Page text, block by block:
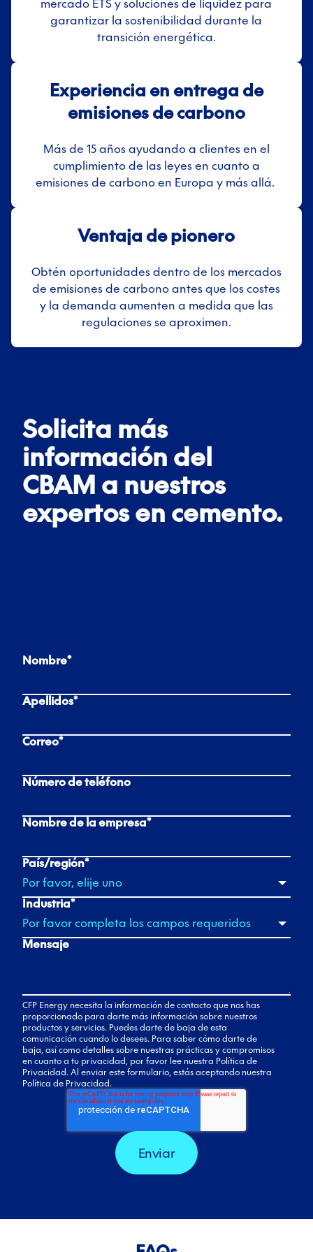
mercado ETS y soluciones de liquidez para
garantizar la sostenibilidad durante la
transición energética.
Experiencia en entrega de
emisiones de carbono
Más de 15 años ayudando a clientes en el
cumplimiento de las leyes en cuanto a
emisiones de carbono en Europa y más allá.
Ventaja de pionero
Obtén oportunidades dentro de los mercados
de emisiones de carbono antes que los costes
y la demanda aumenten a medida que las
regulaciones se aproximen.
Solicita más
información del
CBAM a nuestros
expertos en cemento.
Nombre*
Apellidos*
Correo*
Número de teléfono
Nombre de la empresa*
País/región*
Industria*
Mensaje
CFP Energy necesita la información de contacto que nos has
proporcionado para darte más información sobre nuestros
productos y servicios. Puedes darte de baja de esta
comunicación cuando lo desees. Para saber cómo darte de
baja, así como detalles sobre nuestras prácticas y compromisos
en cuanto a tu privacidad, por favor lee nuestra Política de
Privacidad. Al enviar este formulario, estás aceptando nuestra
Política de Privacidad.